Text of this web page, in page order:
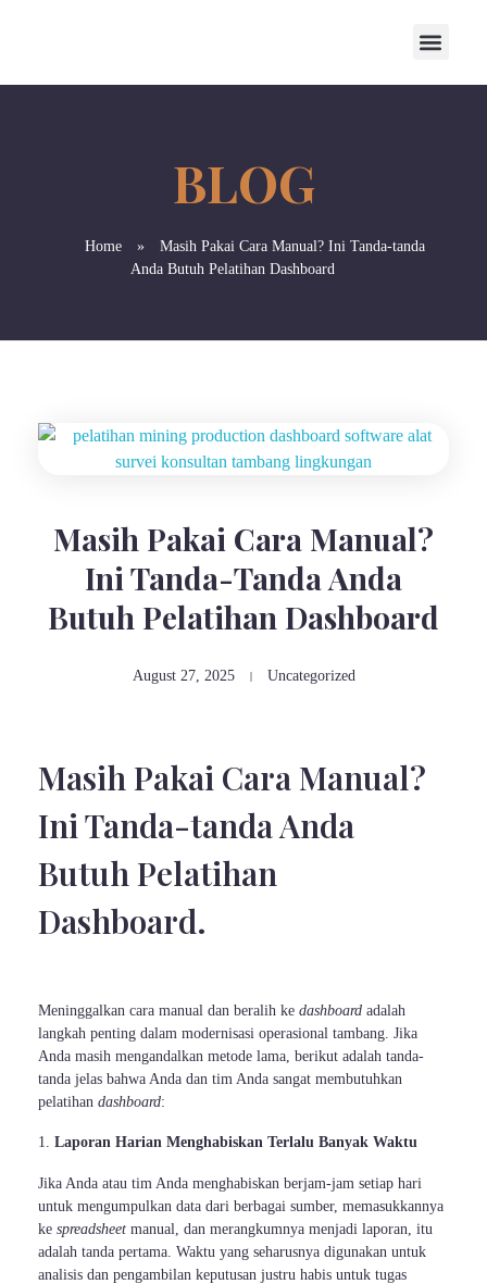
Home »
Masih Pakai Cara Manual? Ini Tanda-tanda
Anda Butuh Pelatihan Dashboard
Masih Pakai Cara Manual?
Ini Tanda-Tanda Anda
Butuh Pelatihan Dashboard
August 27, 2025 Uncategorized
Masih Pakai Cara Manual?
Ini Tanda-tanda Anda
Butuh Pelatihan
Dashboard.
Meninggalkan cara manual dan beralih ke dashboard adalah
langkah penting dalam modernisasi operasional tambang. Jika
Anda masih mengandalkan metode lama, berikut adalah tanda-
tanda jelas bahwa Anda dan tim Anda sangat membutuhkan
pelatihan dashboard:
Laporan Harian Menghabiskan Terlalu Banyak Waktu
Jika Anda atau tim Anda menghabiskan berjam-jam setiap hari
untuk mengumpulkan data dari berbagai sumber, memasukkannya
ke spreadsheet manual, dan merangkumnya menjadi laporan, itu
adalah tanda pertama. Waktu yang seharusnya digunakan untuk
analisis dan pengambilan keputusan justru habis untuk tugas